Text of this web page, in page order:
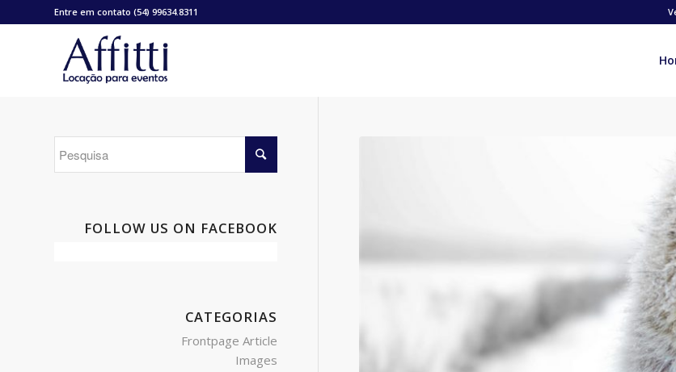
Entre em contato (54) 99634.8311
FOLLOW US ON FACEBOOK
CATEGORIAS
Frontpage Article
Images